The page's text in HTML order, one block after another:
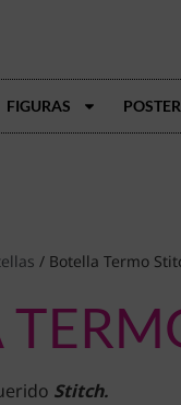
FIGURAS
/ Botella Termo
Stitch.